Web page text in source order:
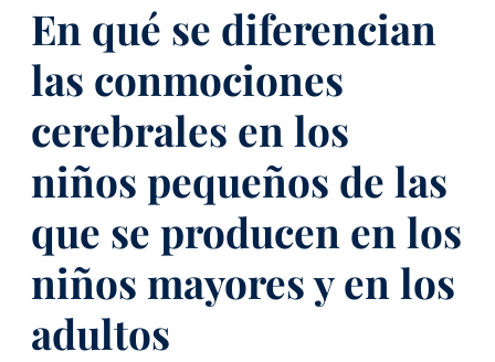
En qué se diferencian
las conmociones
cerebrales en los
niños pequeños de las
que se producen en los
niños mayores y en los
adultos